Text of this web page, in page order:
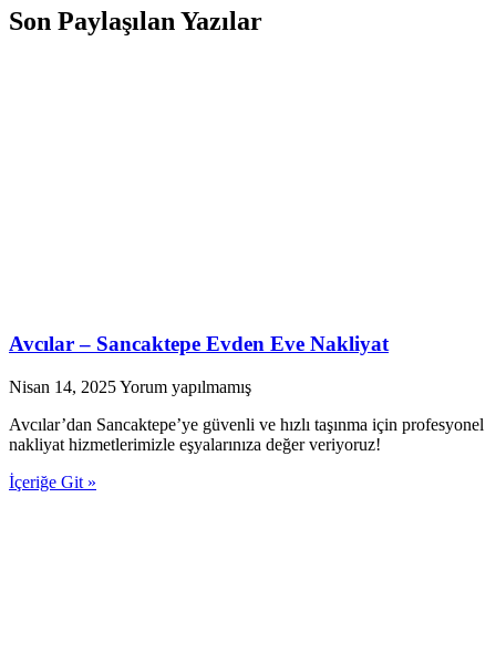
Son Paylaşılan Yazılar
Avcılar – Sancaktepe Evden Eve Nakliyat
Nisan 14, 2025Yorum yapılmamış
Avcılar’dan Sancaktepe’ye güvenli ve hızlı taşınma için profesyonel
nakliyat hizmetlerimizle eşyalarınıza değer veriyoruz!
İçeriğe Git »